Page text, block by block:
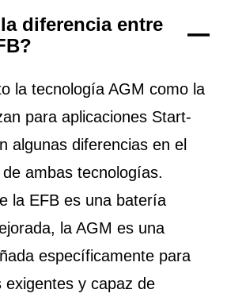
diferencia entre
la tecnología AGM como la
para aplicaciones Start-
algunas diferencias en el
ambas tecnologías.
la EFB es una batería
la AGM es una
específicamente para
exigentes y capaz de